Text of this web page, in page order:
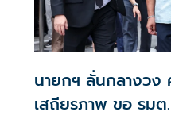
นายกฯ ลั่นกลางวง
เสถียรภาพ ขอ รมต